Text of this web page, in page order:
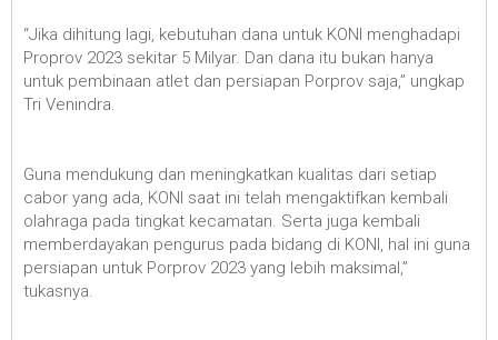
“Jika dihitung lagi, kebutuhan dana untuk KONI menghadapi
Proprov 2023 sekitar 5 Milyar. Dan dana itu bukan hanya
untuk pembinaan atlet dan persiapan Porprov saja,” ungkap
Tri Venindra.
Guna mendukung dan meningkatkan kualitas dari setiap
cabor yang ada, KONI saat ini telah mengaktifkan kembali
olahraga pada tingkat kecamatan. Serta juga kembali
memberdayakan pengurus pada bidang di KONI, hal ini guna
persiapan untuk Porprov 2023 yang lebih maksimal,”
tukasnya.